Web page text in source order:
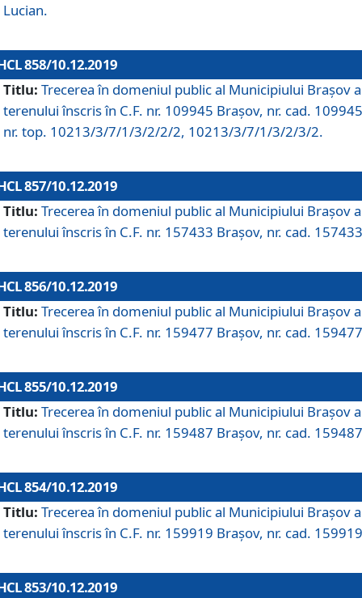
Lucian.
858/10.12.2019
Titlu: Trecerea în domeniul public al Municipiului Braşov a
terenului înscris în C.F. nr. 109945 Brașov, nr. cad.
nr. top. 10213/3/7/1/3/2/2/2, 10213/3/7/1/3/2/3/2.
857/10.12.2019
Titlu: Trecerea în domeniul public al Municipiului Braşov a
terenului înscris în C.F. nr. 157433 Brașov, nr. cad.
856/10.12.2019
Titlu: Trecerea în domeniul public al Municipiului Braşov a
terenului înscris în C.F. nr. 159477 Brașov, nr. cad.
855/10.12.2019
Titlu: Trecerea în domeniul public al Municipiului Braşov a
terenului înscris în C.F. nr. 159487 Brașov, nr. cad.
854/10.12.2019
Titlu: Trecerea în domeniul public al Municipiului Braşov a
terenului înscris în C.F. nr. 159919 Brașov, nr. cad.
853/10.12.2019